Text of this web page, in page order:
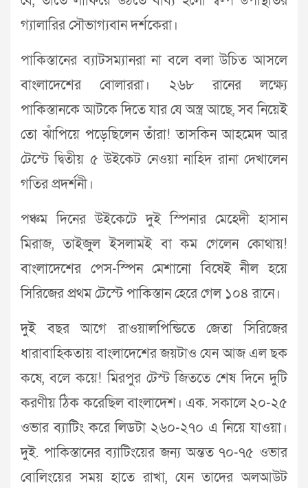
গ্যালারির সৌভাগ্যবান দর্শকেরা।
পাকিস্তানের ব্যাটসম্যানরা না বলে বলা উচিত আসলে
বাংলাদেশের বোলাররা। ২৬৮ রানের লক্ষ্যে
পাকিস্তানকে আটকে দিতে যার যে অস্ত্র আছে, সব নিয়েই
তো ঝাঁপিয়ে পড়েছিলেন তাঁরা! তাসকিন আহমেদ আর
টেস্টে দ্বিতীয় ৫ উইকেট নেওয়া নাহিদ রানা দেখালেন
গতির প্রদর্শনী।
পঞ্চম দিনের উইকেটে দুই স্পিনার মেহেদী হাসান
মিরাজ, তাইজুল ইসলামই বা কম গেলেন কোথায়!
বাংলাদেশের পেস-স্পিন মেশানো বিষেই নীল হয়ে
সিরিজের প্রথম টেস্টে পাকিস্তান হেরে গেল ১০৪ রানে।
দুই বছর আগে রাওয়ালপিন্ডিতে জেতা সিরিজের
ধারাবাহিকতায় বাংলাদেশের জয়টাও যেন আজ এল ছক
কষে, বলে কয়ে! মিরপুর টেস্ট জিততে শেষ দিনে দুটি
করণীয় ঠিক করেছিল বাংলাদেশ। এক. সকালে ২০-২৫
ওভার ব্যাটিং করে লিডটা ২৬০-২৭০ এ নিয়ে যাওয়া।
দুই. পাকিস্তানের ব্যাটিংয়ের জন্য অন্তত ৭০-৭৫ ওভার
বোলিংয়ের সময় হাতে রাখা, যেন তাদের অলআউট